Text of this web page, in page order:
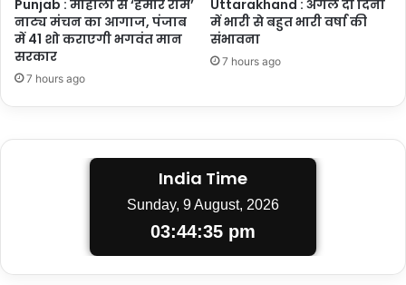
Punjab : मोहाली से ‘हमारे राम’
नाट्य मंचन का आगाज, पंजाब
में 41 शो कराएगी भगवंत मान
सरकार
7 hours ago
Uttarakhand : अगले दो दिनों
में भारी से बहुत भारी वर्षा की
संभावना
7 hours ago
India Time
Sunday, 9 August, 2026
03:44:36 pm